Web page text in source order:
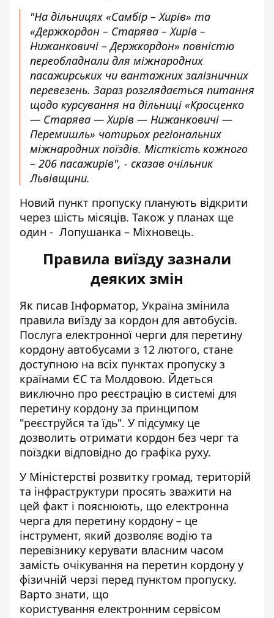
"На дільницях «Самбір – Хирів» та
«Держкордон – Старява – Хирів –
Нижанковичі – Держкордон» повністю
переобладнали для міжнародних
пасажирських чи вантажних залізничних
перевезень. Зараз розглядається питання
щодо курсування на дільниці «Кросценко
— Старява — Хирів — Нижанковичі —
Перемишль» чотирьох регіональних
міжнародних поїздів. Місткість кожного
– 206 пасажирів", - сказав очільник
Львівщини.
Новий пункт пропуску планують відкрити
через шість місяців. Також у планах ще
один - Лопушанка – Міхновець.
Правила виїзду зазнали
деяких змін
Як писав Інформатор, Україна змінила
правила виїзду за кордон для автобусів.
Послуга електронної черги для перетину
кордону автобусами з 12 лютого, стане
доступною на всіх пунктах пропуску з
країнами ЄС та Молдовою. Йдеться
виключно про реєстрацію в системі для
перетину кордону за принципом
"реєструйся та їдь". У підсумку це
дозволить отримати кордон без черг та
поїздки відповідно до графіка руху.
У Міністерстві розвитку громад, територій
та інфраструктури просять зважити на
цей факт і пояснюють, що електронна
черга для перетину кордону – це
інструмент, який дозволяє водію та
перевізнику керувати власним часом
замість очікування на перетин кордону у
фізичній черзі перед пунктом пропуску.
Варто знати, що
користування електронним сервісом